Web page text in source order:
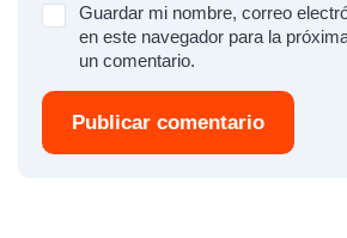
Guardar mi nombre, correo
en este navegador para la
un comentario.
Publicar comentario